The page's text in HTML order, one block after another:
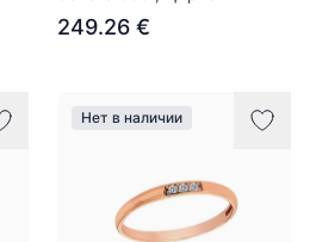
249.26 €
Нет в наличии